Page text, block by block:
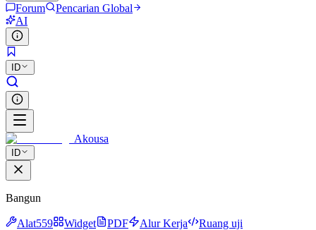
Forum
Pencarian Global
AI
ID
Akousa
ID
Bangun
Alat559 Widget PDF Alur Kerja
Ruang uji